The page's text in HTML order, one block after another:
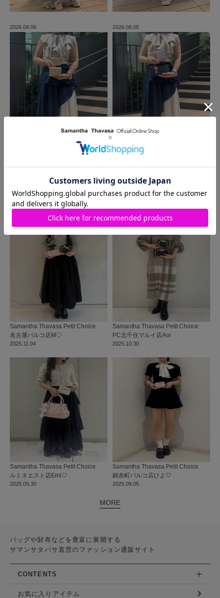
2026.08.06 2026.08.05
MORE
同じ商品を使った
2025.11.04
Samantha Thavasa Petit Choice
名古屋パルコ店M♡
2025.10.30
Samantha Thavasa Petit Choice
PC北千住マルイ店Aoi
2025.09.30
Samantha Thavasa Petit Choice
ルミネエスト店Emi♡
2025.09.05
Samantha Thavasa Petit Choice
錦糸町パルコ店ひよ🤍
MORE
バッグや財布などを豊富に展開する
サマンサタバサ直営のファッション通販サイト
CONTENTS
お気に入りアイテム